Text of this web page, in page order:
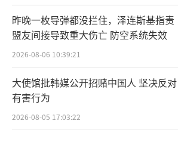
（责任编辑：卢其龙
昨晚一枚导弹都没拦住，泽连斯基指责
盟友间接导致重大伤亡 防空系统失效
2026-08-06 10:39:21
大使馆批韩媒公开招赌中国人 坚决反对
有害行为
2026-08-05 17:03:22